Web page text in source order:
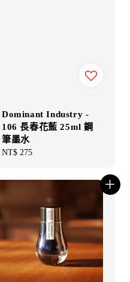
Dominant Industry -
106 長春花藍 25ml 鋼
筆墨水
Regular
NT$ 275